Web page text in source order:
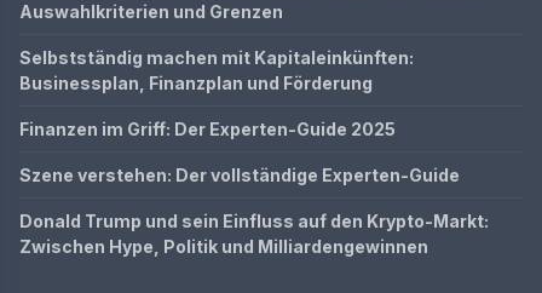
Auswahlkriterien und Grenzen
Selbstständig machen mit Kapitaleinkünften:
Businessplan, Finanzplan und Förderung
Finanzen im Griff: Der Experten-Guide 2025
Szene verstehen: Der vollständige Experten-Guide
Donald Trump und sein Einfluss auf den Krypto-Markt:
Zwischen Hype, Politik und Milliardengewinnen